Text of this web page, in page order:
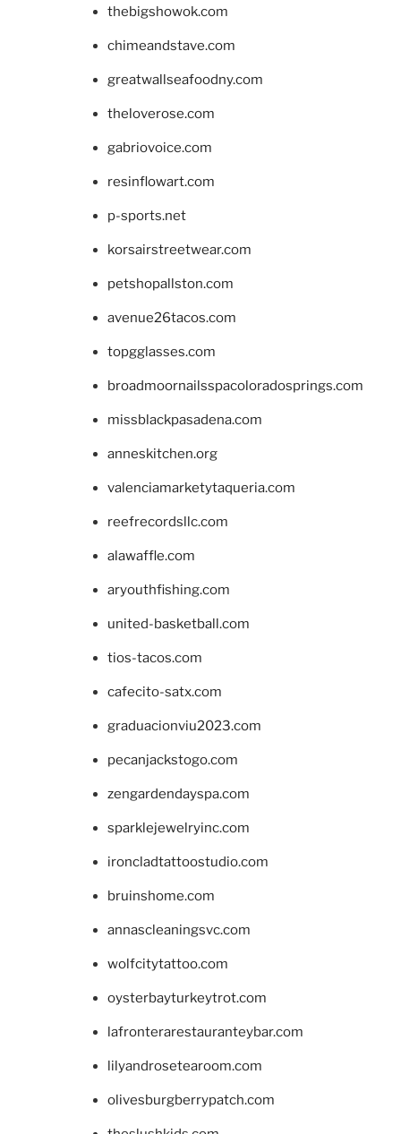
thebigshowok.com
chimeandstave.com
greatwallseafoodny.com
theloverose.com
gabriovoice.com
resinflowart.com
p-sports.net
korsairstreetwear.com
petshopallston.com
avenue26tacos.com
topgglasses.com
broadmoornailsspacoloradosprings.com
missblackpasadena.com
anneskitchen.org
valenciamarketytaqueria.com
reefrecordsllc.com
alawaffle.com
aryouthfishing.com
united-basketball.com
tios-tacos.com
cafecito-satx.com
graduacionviu2023.com
pecanjackstogo.com
zengardendayspa.com
sparklejewelryinc.com
ironcladtattoostudio.com
bruinshome.com
annascleaningsvc.com
wolfcitytattoo.com
oysterbayturkeytrot.com
lafronterarestauranteybar.com
lilyandrosetearoom.com
olivesburgberrypatch.com